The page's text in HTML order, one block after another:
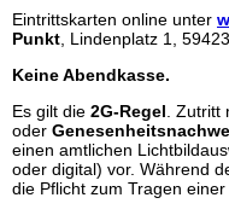
Eintrittskarten online unter
Punkt , Lindenplatz 1,
Keine Abendkasse.
Es gilt die 2G-Regel .
oder
einen amtlichen
oder digital) vor. Während
die Pflicht zum Tragen einer